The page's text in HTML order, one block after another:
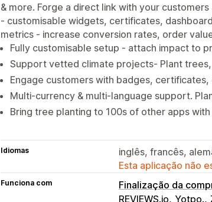
& more. Forge a direct link with your
- customisable widgets, certificates,
metrics - increase conversion rates, order
Fully customisable setup - attach impact to
Support vetted climate projects- Plant
Engage customers with badges,
Multi-currency & multi-language support.
Bring tree planting to 100s of other apps
Idiomas
inglês, francês,
Esta aplicação não
Funciona com Finalização da
REVIEWS.io Yotpo.